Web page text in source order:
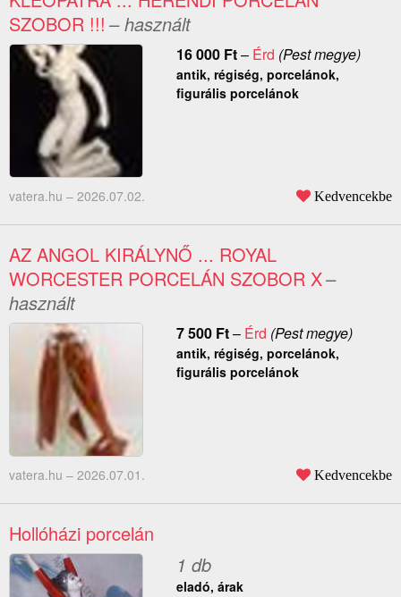
SZOBOR !!! – használt
16 000 Ft– Érd (Pest megye)
antik, régiség, porcelánok,
figurális porcelánok
vatera.hu – 2026.07.02. Kedvencekbe
AZ ANGOL KIRÁLYNŐ ... ROYAL
WORCESTER PORCELÁN SZOBOR X–
használt
7 500 Ft– Érd (Pest megye)
antik, régiség, porcelánok,
figurális porcelánok
vatera.hu – 2026.07.01. Kedvencekbe
Hollóházi porcelán
1 db
eladó, árak